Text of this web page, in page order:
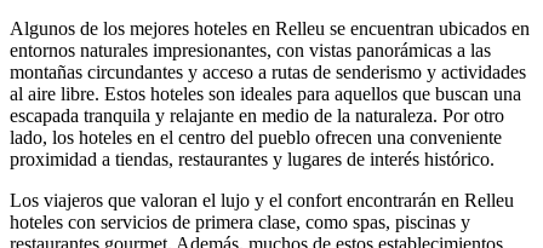
Algunos de los mejores hoteles en Relleu se encuentran ubicados en
entornos naturales impresionantes, con vistas panorámicas a las
montañas circundantes y acceso a rutas de senderismo y actividades
al aire libre. Estos hoteles son ideales para aquellos que buscan una
escapada tranquila y relajante en medio de la naturaleza. Por otro
lado, los hoteles en el centro del pueblo ofrecen una conveniente
proximidad a tiendas, restaurantes y lugares de interés histórico.
Los viajeros que valoran el lujo y el confort encontrarán en Relleu
hoteles con servicios de primera clase, como spas, piscinas y
restaurantes gourmet. Además, muchos de estos establecimientos